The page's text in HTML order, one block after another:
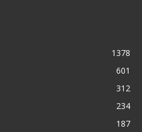
1378
601
312
234
187